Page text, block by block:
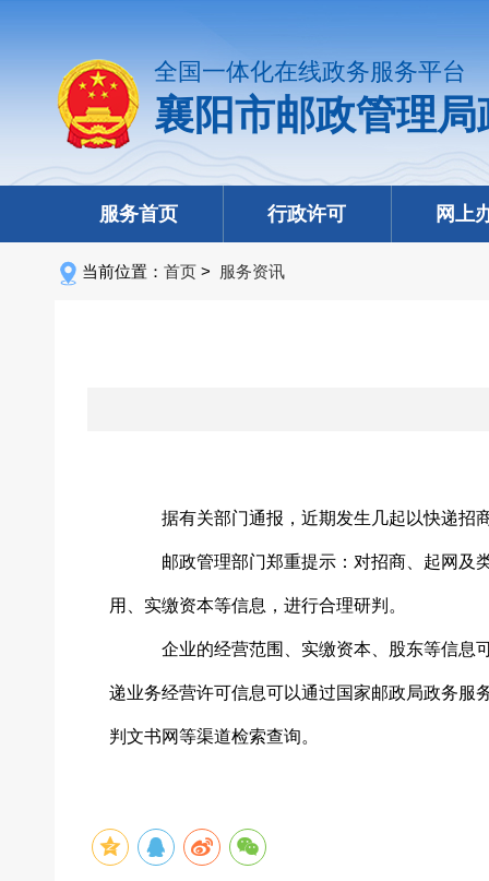
全国一体化在线政务服务平台
襄阳市邮政管理
服务首页 行政许可 网上
当前位置： 首页 > 服务资讯
据有关部门通报，近期发生几起以快递招
邮政管理部门郑重提示：对招商、起网及
用、实缴资本等信息，进行合理研判。
企业的经营范围、实缴资本、股东等信息
递业务经营许可信息可以通过国家邮政局政务服
判文书网等渠道检索查询。